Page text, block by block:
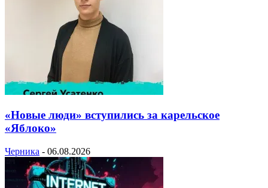
«Новые люди» вступились за карельское
«Яблоко»
Черника - 06.08.2026